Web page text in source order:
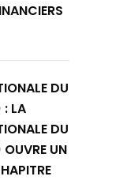
DU
: LA
DU
UN